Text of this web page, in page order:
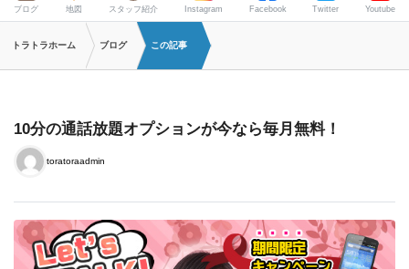
ブログ 地図 スタッフ紹介 Instagram Facebook Twitter Youtube
トラトラホーム ブログ この記事
10分の通話放題オプションが今なら毎月無料！
toratoraadmin